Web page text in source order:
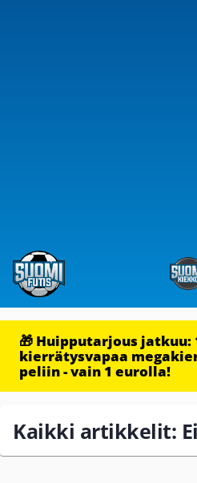
🎁 Huipputarjous jatkuu:
kierrätysvapaa
peliin - vain 1 eurolla!
Kaikki artikkelit: